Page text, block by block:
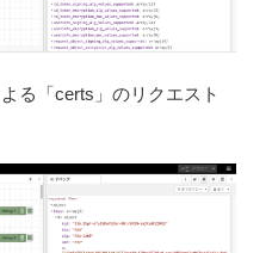
る「certs」のリクエスト